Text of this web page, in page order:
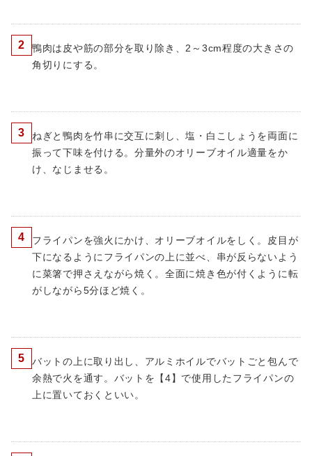
2
鴨肉は皮や筋の部分を取り除き、2～3cm程度の大きさの
角切りにする。
3
ねぎと鴨肉を竹串に交互に刺し、塩・白こしょうを両面に
振って下味を付ける。分量外のオリーブオイル適量をか
け、なじませる。
4
フライパンを強火にかけ、オリーブオイルをしく。皮目が
下になるようにフライパンの上に並べ、串が反らないよう
に菜箸で押さえながら焼く。全面に焼き色が付くように転
がしながら5分ほど焼く。
5
バットの上に取り出し、アルミホイルでバットごと包んで
余熱で火を通す。バットを【4】で使用したフライパンの
上に置いておくといい。